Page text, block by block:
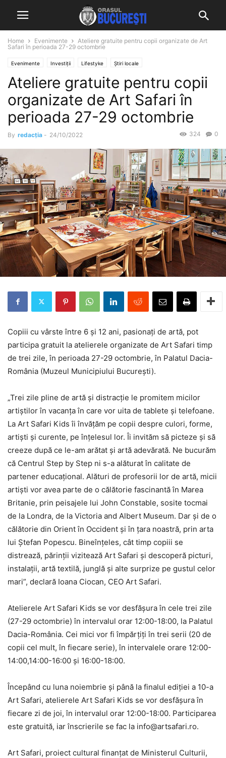
Home Evenimente
Ateliere gratuite pentru copii organizate de Art
Safari în perioada 27-29 octombrie
Evenimente Investiții Lifestyke Știri locale
Ateliere gratuite pentru copii
organizate de Art Safari în
perioada 27-29 octombrie
By redacția - 24/10/2022 0
324
Copiii cu vârste între 6 şi 12 ani, pasionaţi de artă, pot
participa gratuit la atelierele organizate de Art Safari timp
de trei zile, în perioada 27-29 octombrie, în Palatul Dacia-
România (Muzeul Municipiului Bucureşti).
„Trei zile pline de artă şi distracţie le promitem micilor
artiştilor în vacanţa în care vor uita de tablete şi telefoane.
La Art Safari Kids îi învăţăm pe copii despre culori, forme,
artişti şi curente, pe înţelesul lor. Îi invităm să picteze şi să
creeze după ce le-am arătat şi artă adevărată. Ne bucurăm
că Centrul Step by Step ni s-a alăturat în calitate de
partener educaţional. Alături de profesorii lor de artă, micii
artişti vor avea parte de o călătorie fascinantă în Marea
Britanie, prin peisajele lui John Constable, sosite tocmai
de la Londra, de la Victoria and Albert Museum. Dar şi de o
călătorie din Orient în Occident şi în ţara noastră, prin arta
lui Ştefan Popescu. Bineînţeles, cât timp copiii se
distrează, părinţii vizitează Art Safari şi descoperă picturi,
instalaţii, artă textilă, junglă şi alte surprize pe gustul celor
mari”, declară Ioana Ciocan, CEO Art Safari.
Atelierele Art Safari Kids se vor desfăşura în cele trei zile
(27-29 octombrie) în intervalul orar 12:00-18:00, la Palatul
Dacia-România. Cei mici vor fi împărţiţi în trei serii (20 de
copii cel mult, în fiecare serie), în intervalele orare 12:00-
14:00,14:00-16:00 şi 16:00-18:00.
Începând cu luna noiembrie şi până la finalul ediţiei a 10-a
Art Safari, atelierele Art Safari Kids se vor desfăşura în
fiecare zi de joi, în intervalul orar 12:00-18:00. Participarea
este gratuită, iar înscrierile se fac la info@artsafari.ro.
Art Safari, proiect cultural finanţat de Ministerul Culturii,